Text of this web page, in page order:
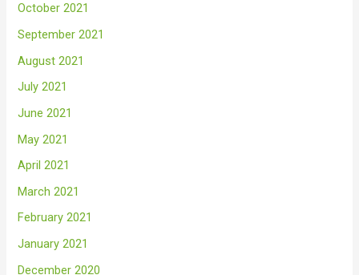
October 2021
September 2021
August 2021
July 2021
June 2021
May 2021
April 2021
March 2021
February 2021
January 2021
December 2020